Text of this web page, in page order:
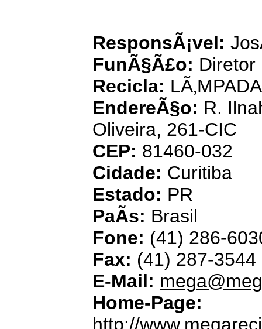
ResponsÃ¡vel:
FunÃ§Ã£o: Diretor
Recicla:
EndereÃ§o: R.
Oliveira, 261-CIC
CEP: 81460-032
Cidade: Curitiba
Estado: PR
PaÃ­s: Brasil
Fone: (41) 286-
Fax: (41) 287-3544
E-Mail:
Home-Page:
http://